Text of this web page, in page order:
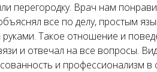
перегородку. Врач нам
все по делу, простым
руками. Такое отношение и
и отвечал на все вопросы.
и профессионализм в